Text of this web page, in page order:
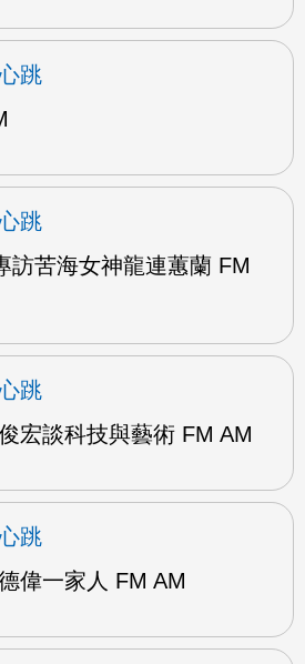
跳
跳
訪苦海女神龍連蕙蘭 FM
跳
宏談科技與藝術 FM AM
跳
偉一家人 FM AM